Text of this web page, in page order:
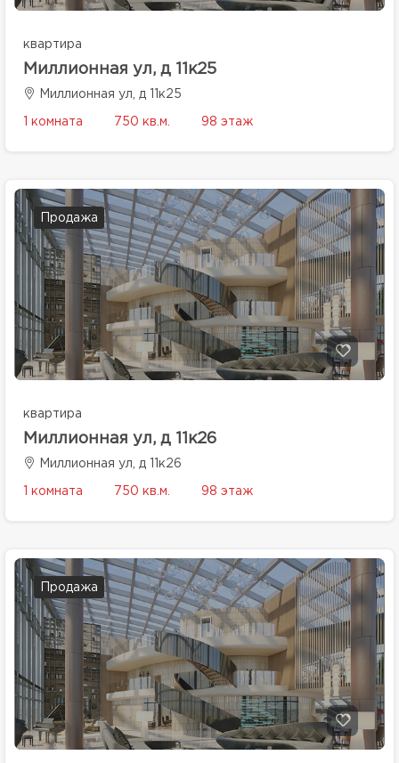
квартира
Миллионная ул, д 11к25
Миллионная ул, д 11к25
1 комната 750 кв.м. 98 этаж
Продажа
квартира
Миллионная ул, д 11к26
Миллионная ул, д 11к26
1 комната 750 кв.м. 98 этаж
Продажа